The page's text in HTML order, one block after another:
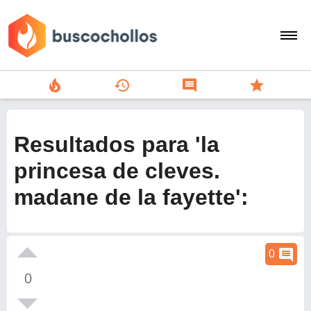
search
add
Menu
local_fire_department history comment star
Resultados para 'la
princesa de cleves.
madane de la fayette':
0
0 comment